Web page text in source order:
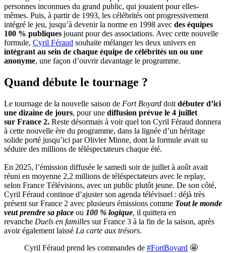
personnes inconnues du grand public, qui jouaient pour elles-
mêmes. Puis, à partir de 1993, les célébrités ont progressivement
intégré le jeu, jusqu’à devenir la norme en 1998 avec des équipes
100 % publiques jouant pour des associations. Avec cette nouvelle
formule, Cyril Féraud souhaite mélanger les deux univers en
intégrant au sein de chaque équipe de célébrités un ou une
anonyme, une façon d’ouvrir davantage le programme.
Quand débute le tournage ?
Le tournage de la nouvelle saison de Fort Boyard doit débuter d’ici
une dizaine de jours, pour une diffusion prévue le 4 juillet
sur France 2. Reste désormais à voir quel ton Cyril Féraud donnera
à cette nouvelle ère du programme, dans la lignée d’un héritage
solide porté jusqu’ici par Olivier Minne, dont la formule avait su
séduire des millions de téléspectateurs chaque été.
En 2025, l’émission diffusée le samedi soir de juillet à août avait
réuni en moyenne 2,2 millions de téléspectateurs avec le replay,
selon France Télévisions, avec un public plutôt jeune. De son côté,
Cyril Féraud continue d’ajuster son agenda télévisuel : déjà très
présent sur France 2 avec plusieurs émissions comme Tout le monde
veut prendre sa place ou 100 % logique, il quittera en
revanche Duels en familles sur France 3 à la fin de la saison, après
avoir également laissé La carte aux trésors.
Cyril Féraud prend les commandes de #FortBoyard 🤩